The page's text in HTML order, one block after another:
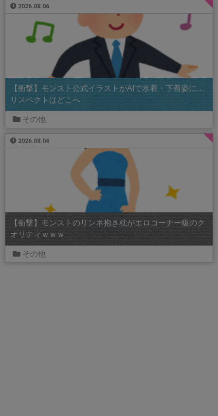
2026.08.06
【衝撃】モンスト公式イラストがAIで水着・下着姿に…
リスペクトはどこへ
その他
2026.08.04
【衝撃】モンストのリンネ抱き枕がエロコーナー級のク
オリティｗｗｗ
その他